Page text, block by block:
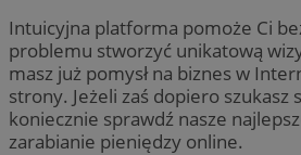
Intuicyjna platforma pomoże Ci
problemu stworzyć unikatową
masz już pomysł na biznes w
strony. Jeżeli zaś dopiero szukasz
koniecznie sprawdź nasze
zarabianie pieniędzy online.